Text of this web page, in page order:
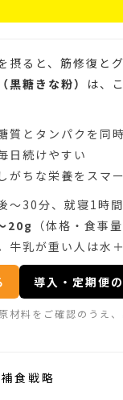
摂ると、筋修復と
糖きな粉） は、
質とタンパクを同
日続けやすい
がちな栄養をスマ
〜30分、就寝1時
20g
（体格・食事
牛乳が重い人は水
導入・定期便
料をご確認のうえ
食戦略